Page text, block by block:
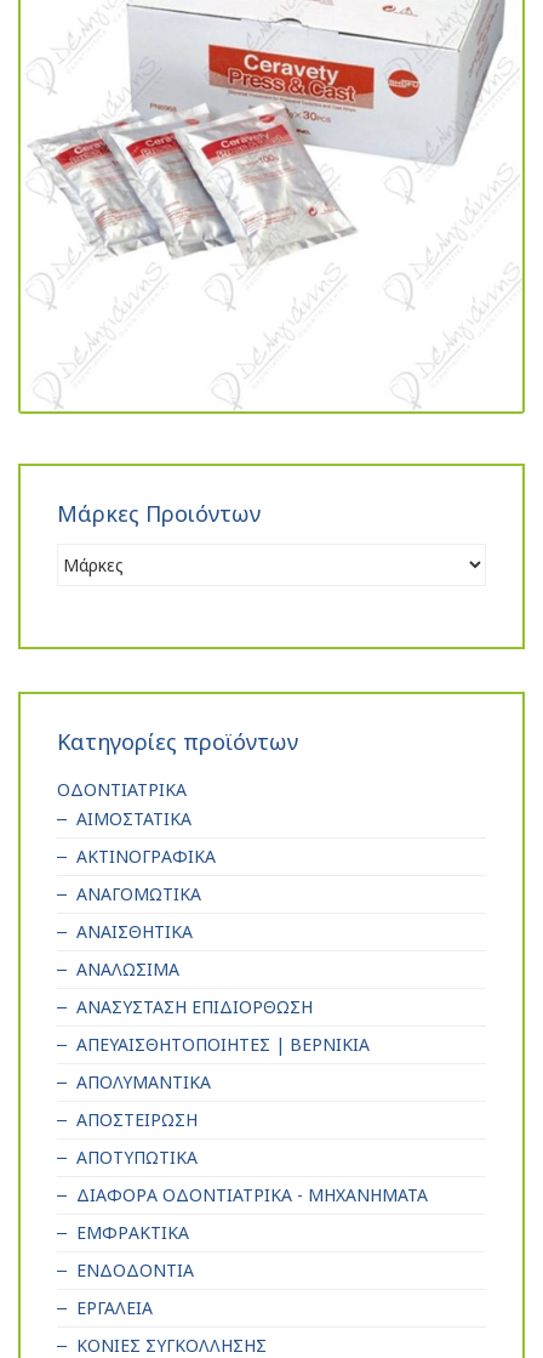
Μάρκες Προιόντων
Κατηγορίες προϊόντων
ΟΔΟΝΤΙΑΤΡΙΚΑ
ΑΙΜΟΣΤΑΤΙΚΑ
ΑΚΤΙΝΟΓΡΑΦΙΚΑ
ΑΝΑΓΟΜΩΤΙΚΑ
ΑΝΑΙΣΘΗΤΙΚΑ
ΑΝΑΛΩΣΙΜΑ
ΑΝΑΣΥΣΤΑΣΗ ΕΠΙΔΙΟΡΘΩΣΗ
ΑΠΕΥΑΙΣΘΗΤΟΠΟΙΗΤΕΣ | ΒΕΡΝΙΚΙΑ
ΑΠΟΛΥΜΑΝΤΙΚΑ
ΑΠΟΣΤΕΙΡΩΣΗ
ΑΠΟΤΥΠΩΤΙΚΑ
ΔΙΑΦΟΡΑ ΟΔΟΝΤΙΑΤΡΙΚΑ - ΜΗΧΑΝΗΜΑΤΑ
ΕΜΦΡΑΚΤΙΚΑ
ΕΝΔΟΔΟΝΤΙΑ
ΕΡΓΑΛΕΙΑ
ΚΟΝΙΕΣ ΣΥΓΚΟΛΛΗΣΗΣ